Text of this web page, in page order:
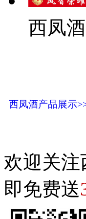
西凤
西凤酒产品展示
欢迎关注
即免费送